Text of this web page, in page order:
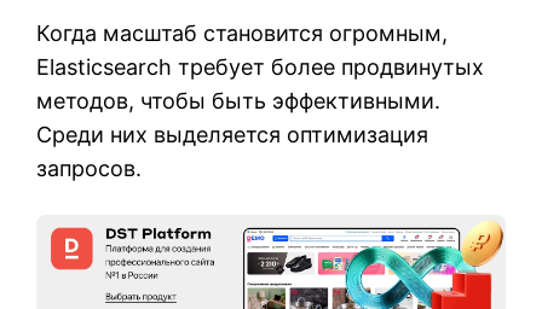
Когда масштаб становится огромным,
Elasticsearch требует более продвинутых
методов, чтобы быть эффективными.
Среди них выделяется оптимизация
запросов.